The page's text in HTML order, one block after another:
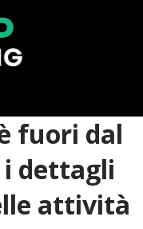
fuori dal
dettagli
attività